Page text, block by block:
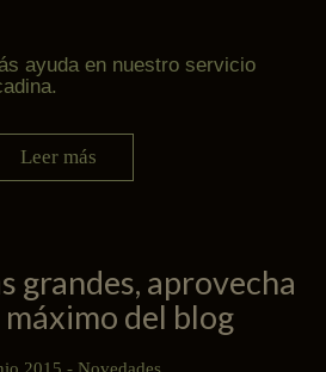
ayuda en nuestro servicio
.
Leer más
grandes, aprovecha
del blog